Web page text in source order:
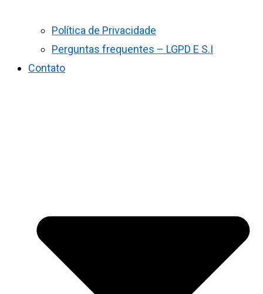
Política de Privacidade
Perguntas frequentes – LGPD E S.I
Contato